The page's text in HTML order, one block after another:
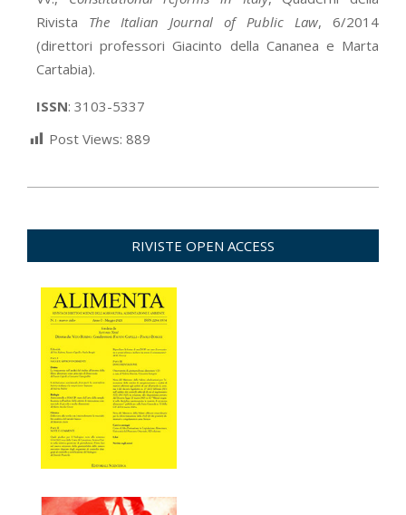
Rivista The Italian Journal of Public Law, 6/2014
(direttori professori Giacinto della Cananea e Marta
Cartabia).
ISSN: 3103-5337
Post Views: 889
RIVISTE OPEN ACCESS